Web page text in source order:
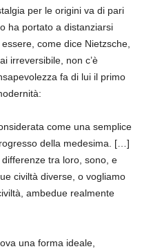
per le origini va di pari
ha portato a distanziarsi
come dice Nietzsche,
irreversibile, non c’è
fa di lui il primo
come una semplice
della medesima. […]
tra loro, sono, e
civiltà diverse, o vogliamo
ambedue realmente
una forma ideale,